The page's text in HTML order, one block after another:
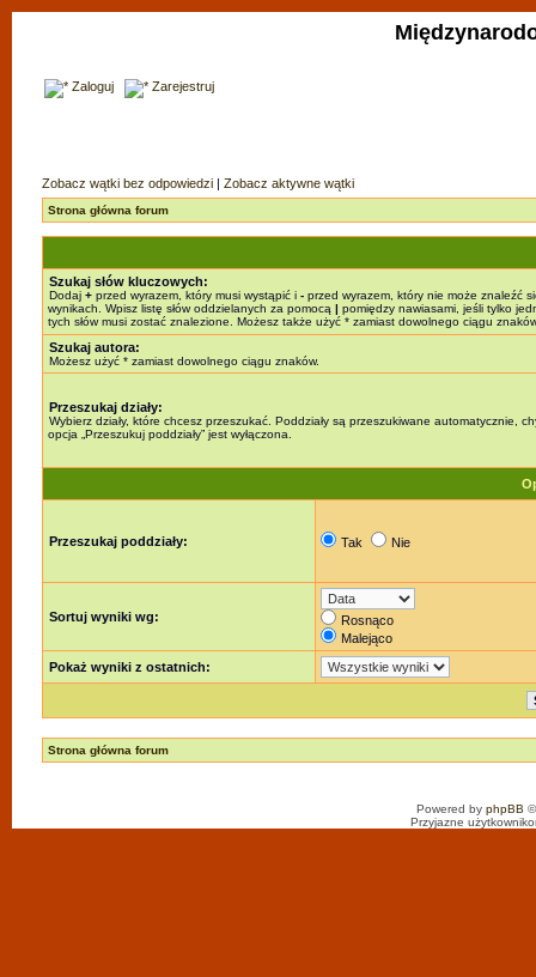
Zaloguj Zarejestruj
Zobacz wątki bez odpowiedzi | Zobacz aktywne wątki
Strona główna forum
Szukaj słów kluczowych:
Dodaj + przed wyrazem, który musi wystąpić i - przed wyrazem, który nie może znaleźć
wynikach. Wpisz listę słów oddzielanych za pomocą | pomiędzy nawiasami, jeśli tylko
tych słów musi zostać znalezione. Możesz także użyć * zamiast dowolnego ciągu
Szukaj autora:
Możesz użyć * zamiast dowolnego ciągu znaków.
Przeszukaj działy:
Wybierz działy, które chcesz przeszukać. Poddziały są przeszukiwane automatycznie,
opcja „Przeszukuj poddziały” jest wyłączona.
Przeszukaj poddziały: Tak Nie
Sortuj wyniki wg:
Rosnąco
Malejąco
Pokaż wyniki z ostatnich:
Strona główna forum
Powered by phpBB
Przyjazne